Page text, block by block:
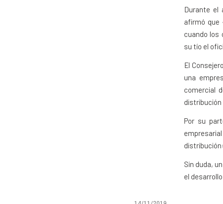
Durante el
afirmó que
cuando los
su tío el
El
una
comercial
Por su
Sin duda,
el